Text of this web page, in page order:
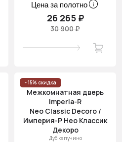
Цена за полотно
26 265 ₽
30 900 ₽
- 15% скидка
Межкомнатная дверь
Imperia-R
Neo Classic Decoro /
Империя-Р Нео Классик
Декоро
Дуб капучино